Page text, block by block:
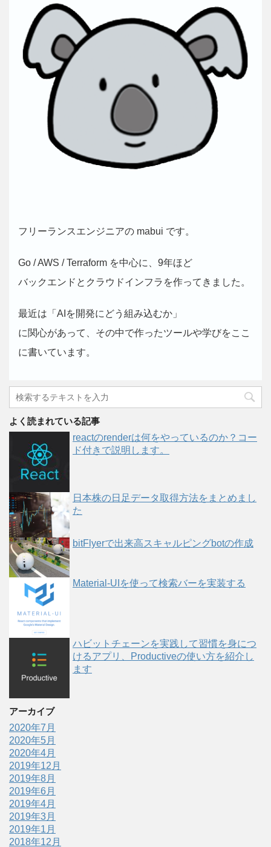
フリーランスエンジニアの mabui です。
Go / AWS / Terraform を中心に、9年ほど
バックエンドとクラウドインフラを作ってきました。
最近は「AIを開発にどう組み込むか」
に関心があって、その中で作ったツールや学びをここ
に書いています。
よく読まれている記事
reactのrenderは何をやっているのか？コー
ド付きで説明します。
日本株の日足データ取得方法をまとめまし
た
bitFlyerで出来高スキャルピングbotの作成
Material-UIを使って検索バーを実装する
ハビットチェーンを実践して習慣を身につ
けるアプリ、Productiveの使い方を紹介し
ます
アーカイブ
2020年7月
2020年5月
2020年4月
2019年12月
2019年8月
2019年6月
2019年4月
2019年3月
2019年1月
2018年12月